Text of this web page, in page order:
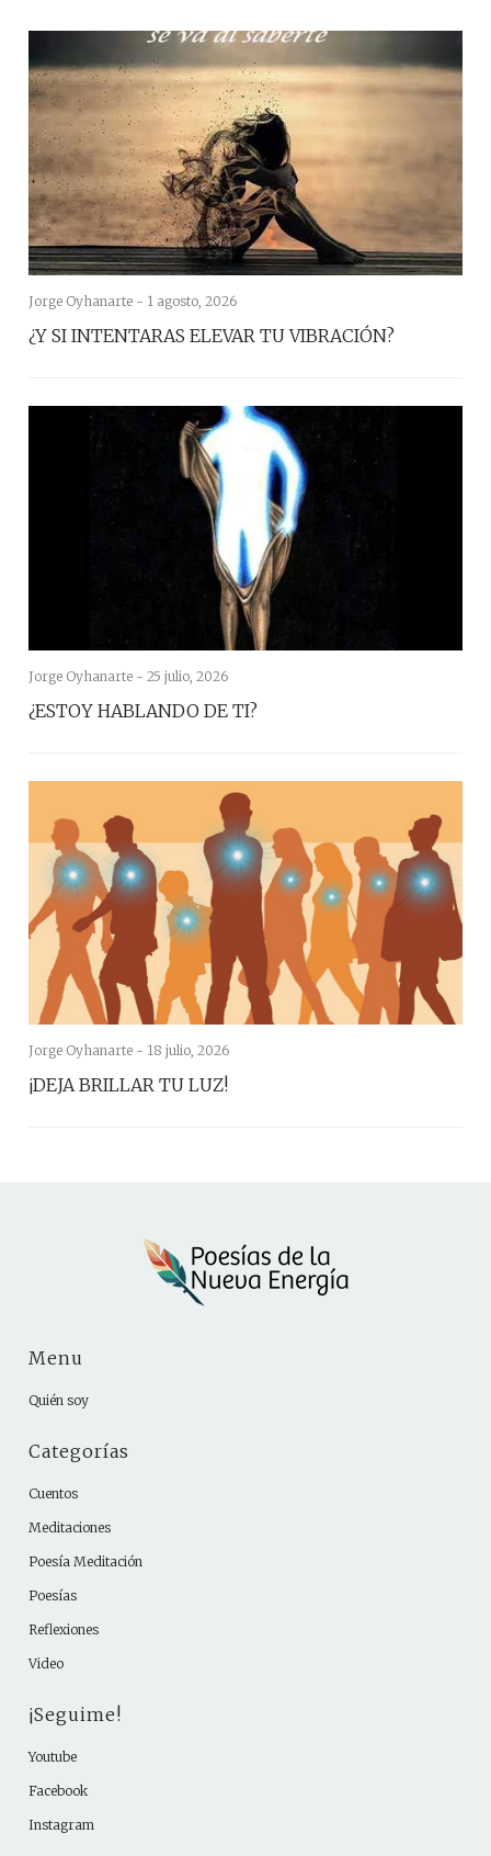
Jorge Oyhanarte - 1 agosto, 2026
¿Y SI INTENTARAS ELEVAR TU VIBRACIÓN?
Jorge Oyhanarte - 25 julio, 2026
¿ESTOY HABLANDO DE TI?
Jorge Oyhanarte - 18 julio, 2026
¡DEJA BRILLAR TU LUZ!
Menu
Quién soy
Categorías
Cuentos
Meditaciones
Poesía Meditación
Poesías
Reflexiones
Video
¡Seguime!
Youtube
Facebook
Instagram